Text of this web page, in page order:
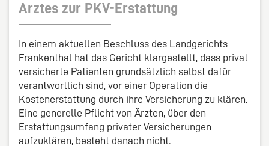
Arztes zur PKV-Erstattung
In einem aktuellen Beschluss des Landgerichts
Frankenthal hat das Gericht klargestellt, dass privat
versicherte Patienten grundsätzlich selbst dafür
verantwortlich sind, vor einer Operation die
Kostenerstattung durch ihre Versicherung zu klären.
Eine generelle Pflicht von Ärzten, über den
Erstattungsumfang privater Versicherungen
aufzuklären, besteht danach nicht.